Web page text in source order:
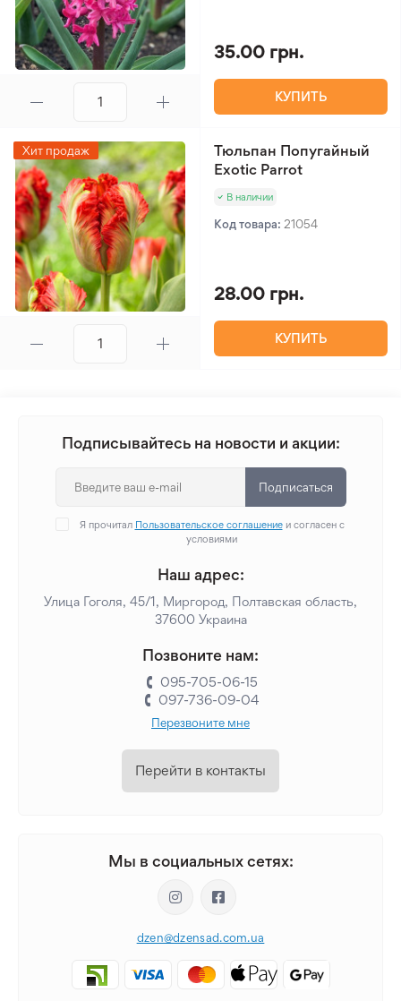
35.00 грн.
КУПИТЬ
Хит продаж
Тюльпан Попугайный
Exotic Parrot
В наличии
Код товара: 21054
28.00 грн.
КУПИТЬ
Подписывайтесь на новости и акции:
Подписаться
Я прочитал Пользовательское соглашениеи согласен с
условиями
Наш адрес:
Улица Гоголя, 45/1, Миргород, Полтавская область,
37600 Украина
Позвоните нам:
095-705-06-15
097-736-09-04
Перезвоните мне
Перейти в контакты
Мы в социальных сетях:
dzen@dzensad.com.ua